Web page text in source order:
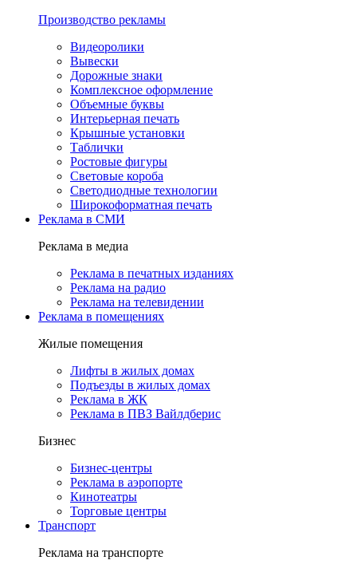
Производство рекламы
Видеоролики
Вывески
Дорожные знаки
Комплексное оформление
Объемные буквы
Интерьерная печать
Крышные установки
Таблички
Ростовые фигуры
Световые короба
Светодиодные технологии
Широкоформатная печать
Реклама в СМИ
Реклама в медиа
Реклама в печатных изданиях
Реклама на радио
Реклама на телевидении
Реклама в помещениях
Жилые помещения
Лифты в жилых домах
Подъезды в жилых домах
Реклама в ЖК
Реклама в ПВЗ Вайлдберис
Бизнес
Бизнес-центры
Реклама в аэропорте
Кинотеатры
Торговые центры
Транспорт
Реклама на транспорте